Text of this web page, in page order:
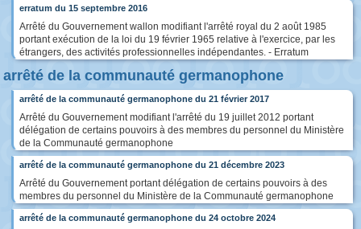
erratum du 15 septembre 2016
Arrêté du Gouvernement wallon modifiant l'arrêté royal du 2 août 1985
portant exécution de la loi du 19 février 1965 relative à l'exercice, par les
étrangers, des activités professionnelles indépendantes. - Erratum
arrêté de la communauté germanophone
arrêté de la communauté germanophone du 21 février 2017
Arrêté du Gouvernement modifiant l'arrêté du 19 juillet 2012 portant
délégation de certains pouvoirs à des membres du personnel du Ministère
de la Communauté germanophone
arrêté de la communauté germanophone du 21 décembre 2023
Arrêté du Gouvernement portant délégation de certains pouvoirs à des
membres du personnel du Ministère de la Communauté germanophone
arrêté de la communauté germanophone du 24 octobre 2024